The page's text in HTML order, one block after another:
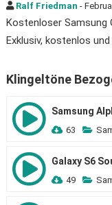
Ralf Friedman -
Kostenloser Samsung
Exklusiv, kostenlos
Klingeltöne
Samsung
63
Galaxy S6
49